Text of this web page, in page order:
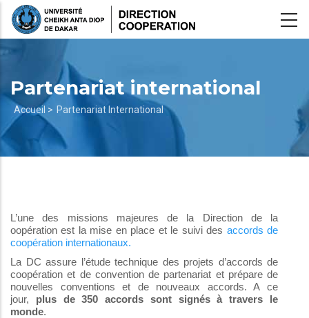
Aller
Partenariat international
Fil
d'Ariane
Accueil > Partenariat International
L’une des missions majeures de la Direction de la
oopération est la mise en place et le suivi des accords de
coopération internationaux.
La DC assure l’étude technique des projets d’accords de
coopération et de convention de partenariat et prépare de
nouvelles conventions et de nouveaux accords. A ce
jour, plus de 350 accords sont signés à travers le
monde.